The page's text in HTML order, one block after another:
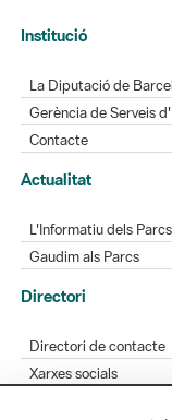
Institució
La Diputació de
Gerència de Serveis
Contacte
Actualitat
L'Informatiu dels Parcs
Gaudim als Parcs
Directori
Directori de contacte
Xarxes socials